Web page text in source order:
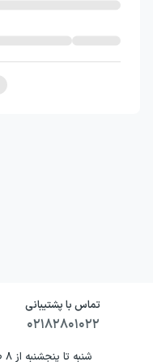
هم پیوند می‌دهد.
رشد شخصیت اصلی
دهند، او را در
میان فرار از
ملموس‌تر و مسیر
می‌کند.
تماس با پشتیبانی
۰۲۱۸۲۸۰۱۰۲۲
شنبه تا پنجشنبه از ۸ صبح تا ۱۸ عصر بجز روزهای تعطیل